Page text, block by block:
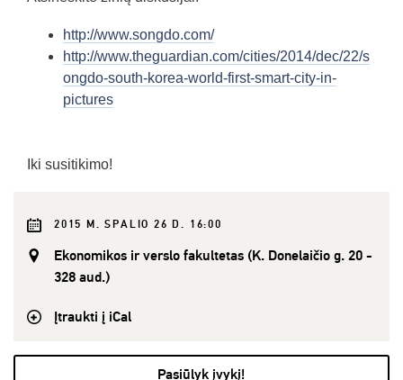
http://www.songdo.com/
http://www.theguardian.com/cities/2014/dec/22/s
ongdo-south-korea-world-first-smart-city-in-
pictures
Iki susitikimo!
2015 M. SPALIO 26 D. 16:00
Ekonomikos ir verslo fakultetas (K. Donelaičio g. 20 -
328 aud.)
Įtraukti į iCal
Pasiūlyk įvykį!